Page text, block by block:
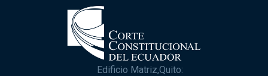
Edificio Matriz,Quito: